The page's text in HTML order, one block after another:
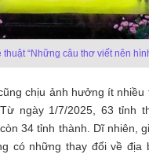
thuật “Những câu thơ viết nên
chịu ảnh hưởng ít nhiều
ngày 1/7/2025, 63 tỉnh
34 tỉnh thành. Dĩ nhiên,
có những thay đổi về địa